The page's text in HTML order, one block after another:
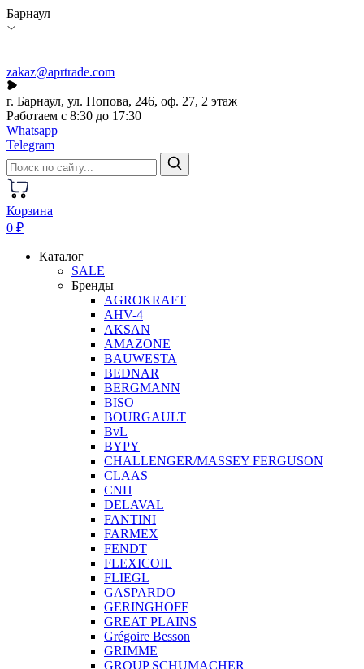
Барнаул
zakaz@aprtrade.com
г. Барнаул, ул. Попова, 246, оф. 27, 2 этаж
Работаем с 8:30 до 17:30
Whatsapp
Telegram
Корзина
0 ₽
Каталог
SALE
Бренды
AGROKRAFT
AHV-4
AKSAN
AMAZONE
BAUWESTA
BEDNAR
BERGMANN
BISO
BOURGAULT
BvL
BYPY
CHALLENGER/MASSEY FERGUSON
CLAAS
CNH
DELAVAL
FANTINI
FARMEX
FENDT
FLEXICOIL
FLIEGL
GASPARDO
GERINGHOFF
GREAT PLAINS
Grégoire Besson
GRIMME
GROUP SCHUMACHER